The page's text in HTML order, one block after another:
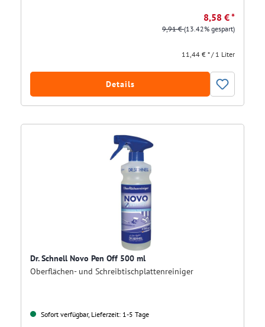
8,58 € *
9,91 €(13.42% gespart)
11,44 € * / 1 Liter
Details
Dr. Schnell Novo Pen Off 500 ml
Oberflächen- und Schreibtischplattenreiniger
Sofort verfügbar, Lieferzeit: 1-5 Tage